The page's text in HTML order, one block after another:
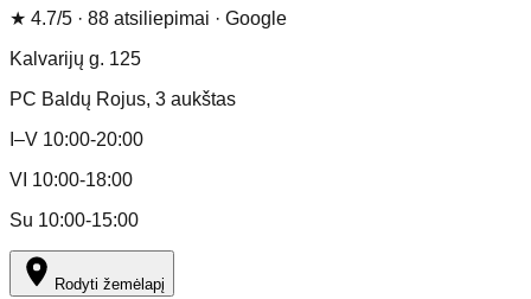
★ 4.7/5 · 88 atsiliepimai · Google
Kalvarijų g. 125
PC Baldų Rojus, 3 aukštas
I–V 10:00-20:00
VI 10:00-18:00
Su 10:00-15:00
Rodyti žemėlapį